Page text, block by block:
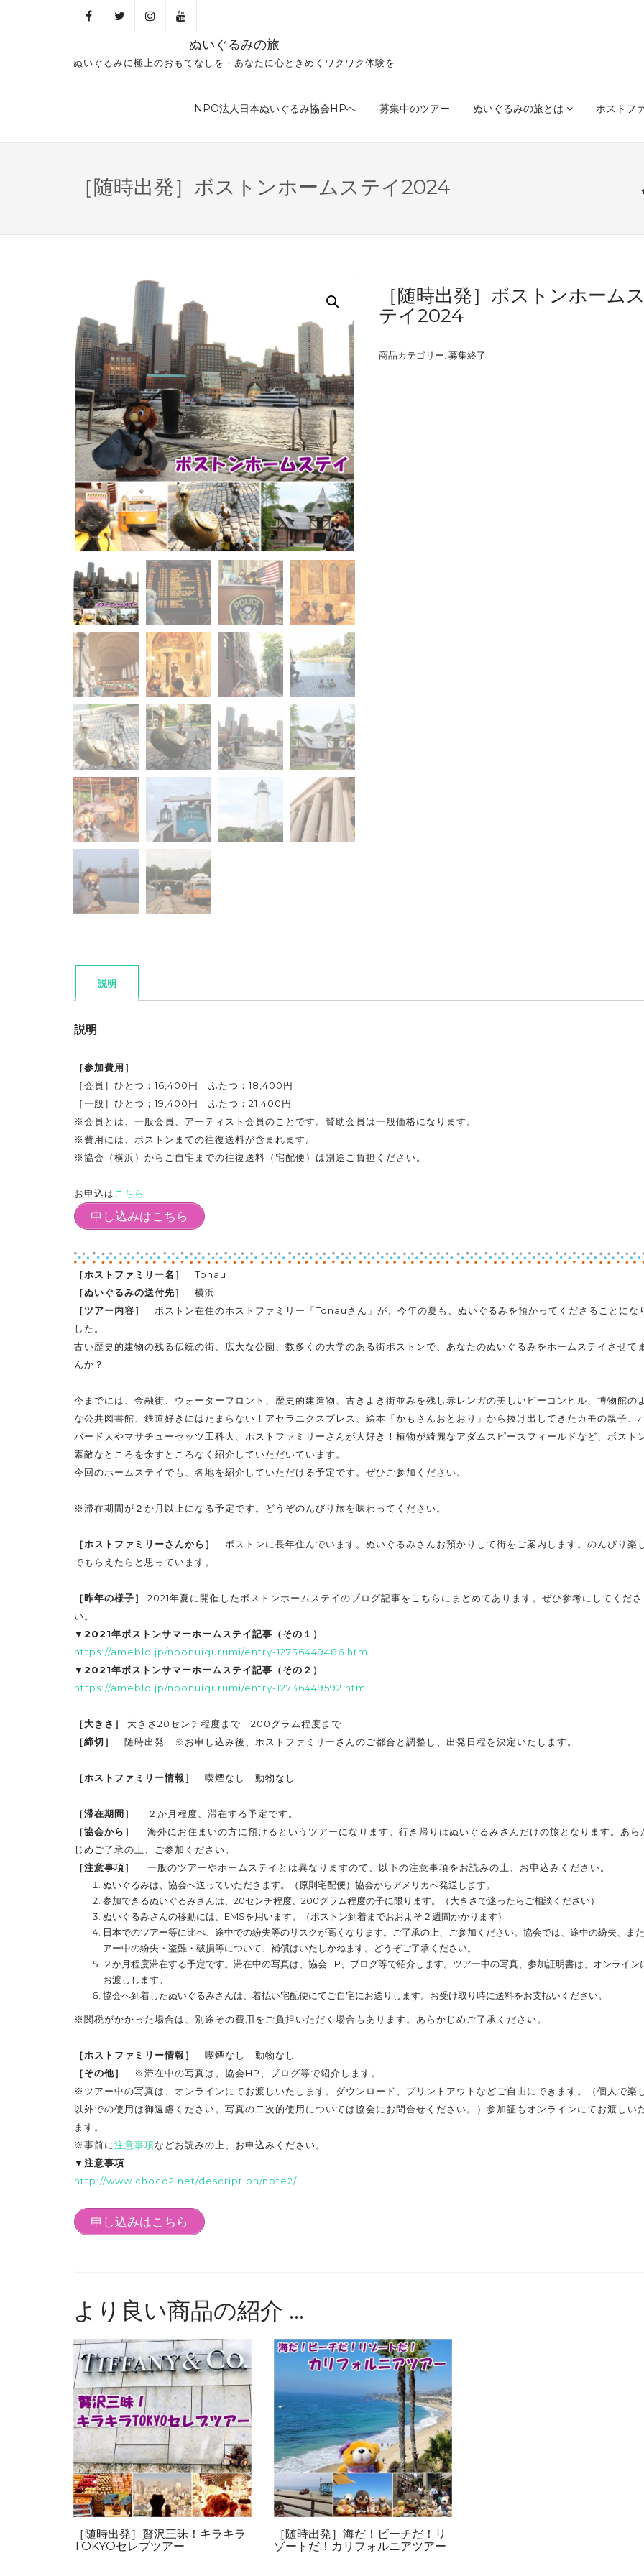
ぬいぐるみの旅
ぬいぐるみに極上のおもてなしを・あなたに心ときめくワクワク体験を
NPO法人日本ぬいぐるみ協会HPへ 募集中のツアー ぬいぐるみの旅とは ホストフ
［随時出発］ボストンホームステイ2024
［随時出発］ボストンホーム
テイ2024
商品カテゴリー:募集終了
説明
説明
［参加費用］
［会員］ひとつ：16,400円 ふたつ：18,400円
［一般］ひとつ；19,400円 ふたつ：21,400円
※会員とは、一般会員、アーティスト会員のことです。賛助会員は一般価格になります。
※費用には、ボストンまでの往復送料が含まれます。
※協会（横浜）からご自宅までの往復送料（宅配便）は別途ご負担ください。
お申込は こちら
申し込みはこちら
［ホストファミリー名］
Tonau
［ぬいぐるみの送付先］
横浜
［ツアー内容］
ボストン在住のホストファミリー「Tonauさん」が、今年の夏も、ぬいぐるみを預かってくださることにな
した。
古い歴史的建物の残る伝統の街、広大な公園、数多くの大学のある街ボストンで、あなたのぬいぐるみをホームステイさせて
んか？
今までには、金融街、ウォーターフロント、歴史的建造物、古きよき街並みを残し赤レンガの美しいビーコンヒル、博物館の
な公共図書館、鉄道好きにはたまらない！アセラエクスプレス、絵本「かもさんおとおり」から抜け出してきたカモの親子、
バード大やマサチューセッツ工科大、ホストファミリーさんが大好き！植物が綺麗なアダムスピースフィールドなど、ボスト
素敵なところを余すところなく紹介していただいています。
今回のホームステイでも、各地を紹介していただける予定です。ぜひご参加ください。
※滞在期間が２か月以上になる予定です。どうぞのんびり旅を味わってください。
［ホストファミリーさんから］ ボストンに長年住んでいます。ぬいぐるみさんお預かりして街をご案内します。のんびり楽
でもらえたらと思っています。
［昨年の様子］
2021年夏に開催したボストンホームステイのブログ記事をこちらにまとめてあります。ぜひ参考にしてくださ
い。
▼2021年ボストンサマーホームステイ記事（その１）
https://ameblo.jp/nponuigurumi/entry-12736449486.html
▼2021年ボストンサマーホームステイ記事（その２）
https://ameblo.jp/nponuigurumi/entry-12736449592.html
［大きさ］
大きさ20センチ程度まで 200グラム程度まで
［締切］
随時出発 ※お申し込み後、ホストファミリーさんのご都合と調整し、出発日程を決定いたします。
［ホストファミリー情報］ 喫煙なし 動物なし
［滞在期間］
２か月程度、滞在する予定です。
［協会から］
海外にお住まいの方に預けるというツアーになります。行き帰りはぬいぐるみさんだけの旅となります。あら
じめご了承の上、ご参加ください。
［注意事項］
一般のツアーやホームステイとは異なりますので、以下の注意事項をお読みの上、お申込みください。
ぬいぐるみは、協会へ送っていただきます。（原則宅配便）協会からアメリカへ発送します。
参加できるぬいぐるみさんは、20センチ程度、200グラム程度の子に限ります。（大きさで迷ったらご相談ください）
ぬいぐるみさんの移動には、EMSを用います。（ボストン到着までおおよそ２週間かかります）
日本でのツアー等に比べ、途中での紛失等のリスクが高くなります。ご了承の上、ご参加ください。協会では、途中の紛失、ま
アー中の紛失・盗難・破損等について、補償はいたしかねます。どうぞご了承ください。
２か月程度滞在する予定です。滞在中の写真は、協会HP、ブログ等で紹介します。ツアー中の写真、参加証明書は、オンライン
お渡しします。
協会へ到着したぬいぐるみさんは、着払い宅配便にてご自宅にお送りします。お受け取り時に送料をお支払いください。
※関税がかかった場合は、別途その費用をご負担いただく場合もあります。あらかじめご了承ください。
［ホストファミリー情報］
喫煙なし 動物なし
［その他］
※滞在中の写真は、協会HP、ブログ等で紹介します。
※ツアー中の写真は、オンラインにてお渡しいたします。ダウンロード、プリントアウトなどご自由にできます。（個人で楽
以外での使用は御遠慮ください。写真の二次的使用については協会にお問合せください。）参加証もオンラインにてお渡しい
ます。
※事前に注意事項などお読みの上、お申込みください。
▼注意事項
http://www.choco2.net/description/note2/
申し込みはこちら
より良い商品の紹介 …
［随時出発］贅沢三昧！キラキラ
TOKYOセレブツアー
［随時出発］海だ！ビーチだ！リ
ゾートだ！カリフォルニアツアー